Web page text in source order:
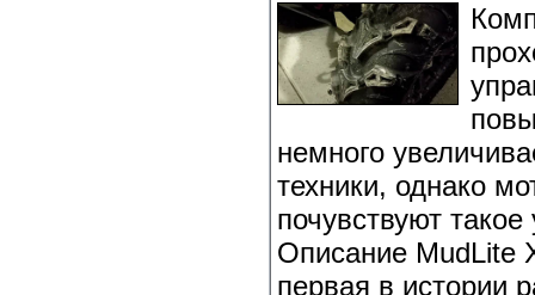
немного
техники, однако
почувствуют
Описание MudLite
первая в истории